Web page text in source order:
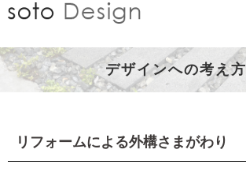
デザインへの考え方
リフォームによる外構さまがわり